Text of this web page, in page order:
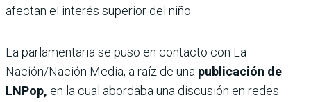
afectan el interés superior del niño.
La parlamentaria se puso en contacto con La
Nación/Nación Media, a raíz de una publicación de
LNPop, en la cual abordaba una discusión en redes